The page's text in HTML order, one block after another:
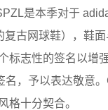
是本季对于
复古网球鞋），鞋
标志性的签名以增
名，予以表达敬意
格十分契合。